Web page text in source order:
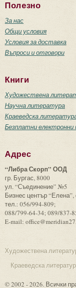
Полезно
За нас
Общи условия
Условия за доставка
Въпроси и отговори
Книги
Художествена
Научна литература
Краеведска
Безплатни електронни
Адрес
“Либра Скорп” ООД
гр. Бургас, 8000
ул. “Съединение” №5
Бизнес център “Елена”,
тел.: 056/994-809;
088/799-64-34; 089/837-
E-mail:
Художествена
Краеведска
© 2002 - 2026. Всички